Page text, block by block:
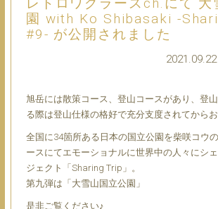
園 with Ko Shibasaki -
#9- が公開されました
2021.09.22
旭岳には散策コース、登山コースがあり、登
る際は登山仕様の格好で充分支度されてから
全国に34箇所ある日本の国立公園を柴咲コウ
ースにてエモーショナルに世界中の人々にシ
ジェクト「Sharing Trip」。
第九弾は「大雪山国立公園」
是非ご覧ください♪